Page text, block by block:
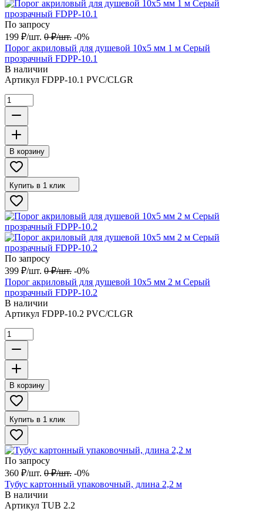
По запросу
199 ₽/шт. 0 ₽/шт. -0%
Порог акриловый для душевой 10х5 мм 1 м Серый
прозрачный FDPP-10.1
В наличии
Артикул FDPP-10.1 PVC/CLGR
В корзину
Купить в 1 клик
По запросу
399 ₽/шт. 0 ₽/шт. -0%
Порог акриловый для душевой 10х5 мм 2 м Серый
прозрачный FDPP-10.2
В наличии
Артикул FDPP-10.2 PVC/CLGR
В корзину
Купить в 1 клик
По запросу
360 ₽/шт. 0 ₽/шт. -0%
Тубус картонный упаковочный, длина 2,2 м
В наличии
Артикул TUB 2.2